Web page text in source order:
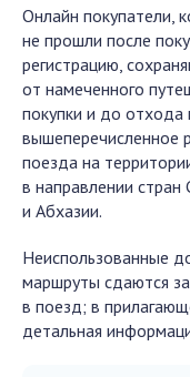
Онлайн покупатели,
не прошли после
регистрацию,
от намеченного
покупки и до отхода
вышеперечисленное
поезда на
в направлении
и Абхазии.
Неиспользованные
маршруты сдаются
в поезд; в
детальная